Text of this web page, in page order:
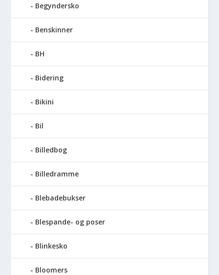
Begyndersko
Benskinner
BH
Bidering
Bikini
Bil
Billedbog
Billedramme
Blebadebukser
Blespande- og poser
Blinkesko
Bloomers